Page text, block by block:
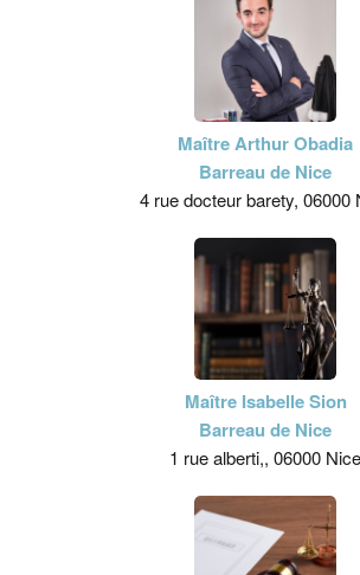
Maître Arthur Obadia
Barreau de Nice
4 rue docteur barety, 06000
Maître Isabelle Sion
Barreau de Nice
1 rue alberti,, 06000 Nice